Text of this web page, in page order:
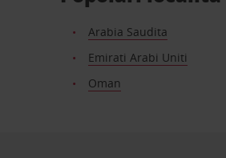
Arabia Saudita
Emirati Arabi Uniti
Oman